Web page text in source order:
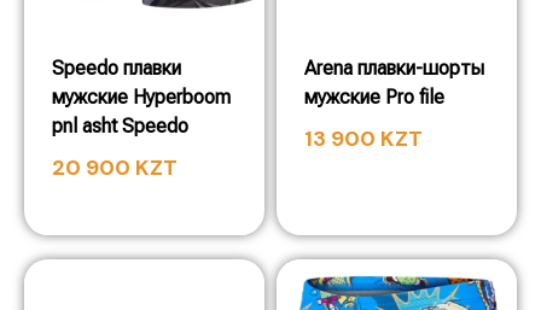
Speedo плавки
мужские Hyperboom
pnl asht Speedo
20 900 KZT
Arena плавки-шорты
мужские Pro file
13 900 KZT